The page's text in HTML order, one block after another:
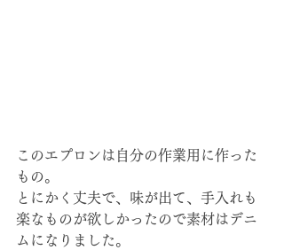
このエプロンは自分の作業用に作った
もの。
とにかく丈夫で、味が出て、手入れも
楽なものが欲しかったので素材はデニ
ムになりました。